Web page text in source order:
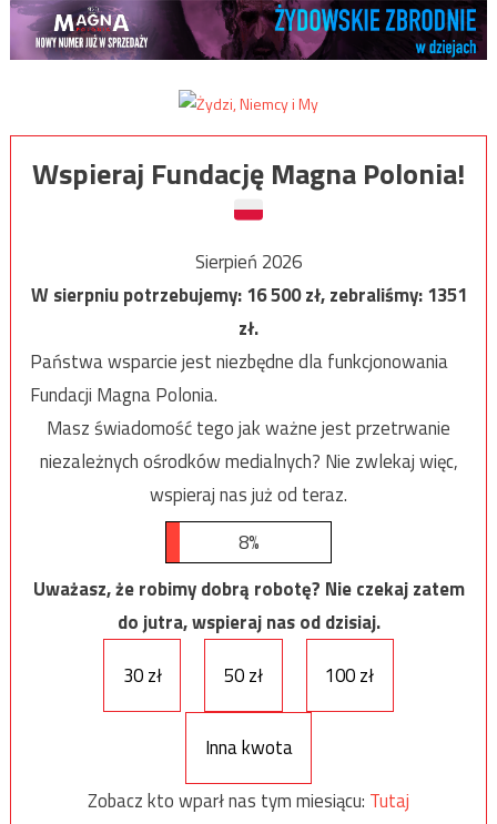
Wspieraj Fundację Magna Polonia!
Sierpień 2026
W sierpniu potrzebujemy:16 500zł, zebraliśmy:1351
zł.
Państwa wsparcie jest niezbędne dla funkcjonowania
Fundacji Magna Polonia.
Masz świadomość tego jak ważne jest przetrwanie
niezależnych ośrodków medialnych? Nie zwlekaj więc,
wspieraj nas już od teraz.
8%
Uważasz, że robimy dobrą robotę? Nie czekaj zatem
do jutra, wspieraj nas od dzisiaj.
30 zł
50 zł 100 zł
Inna kwota
Zobacz kto wparł nas tym miesiącu: Tutaj